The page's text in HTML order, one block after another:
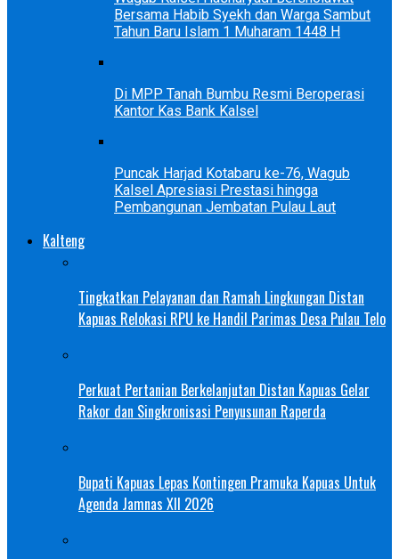
Bersama Habib Syekh dan Warga Sambut
Tahun Baru Islam 1 Muharam 1448 H
Di MPP Tanah Bumbu Resmi Beroperasi
Kantor Kas Bank Kalsel
Puncak Harjad Kotabaru ke-76, Wagub
Kalsel Apresiasi Prestasi hingga
Pembangunan Jembatan Pulau Laut
Kalteng
Tingkatkan Pelayanan dan Ramah Lingkungan Distan
Kapuas Relokasi RPU ke Handil Parimas Desa Pulau Telo
Perkuat Pertanian Berkelanjutan Distan Kapuas Gelar
Rakor dan Singkronisasi Penyusunan Raperda
Bupati Kapuas Lepas Kontingen Pramuka Kapuas Untuk
Agenda Jamnas XII 2026